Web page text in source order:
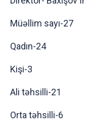
Müəllim sayı-27
Qadın-24
Kişi-3
Ali təhsilli-21
Orta təhsilli-6